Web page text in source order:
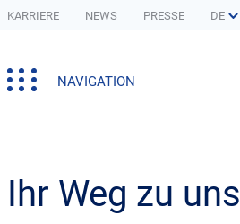
KARRIERE NEWS PRESSE
NAVIGATION
Ihr Weg zu uns